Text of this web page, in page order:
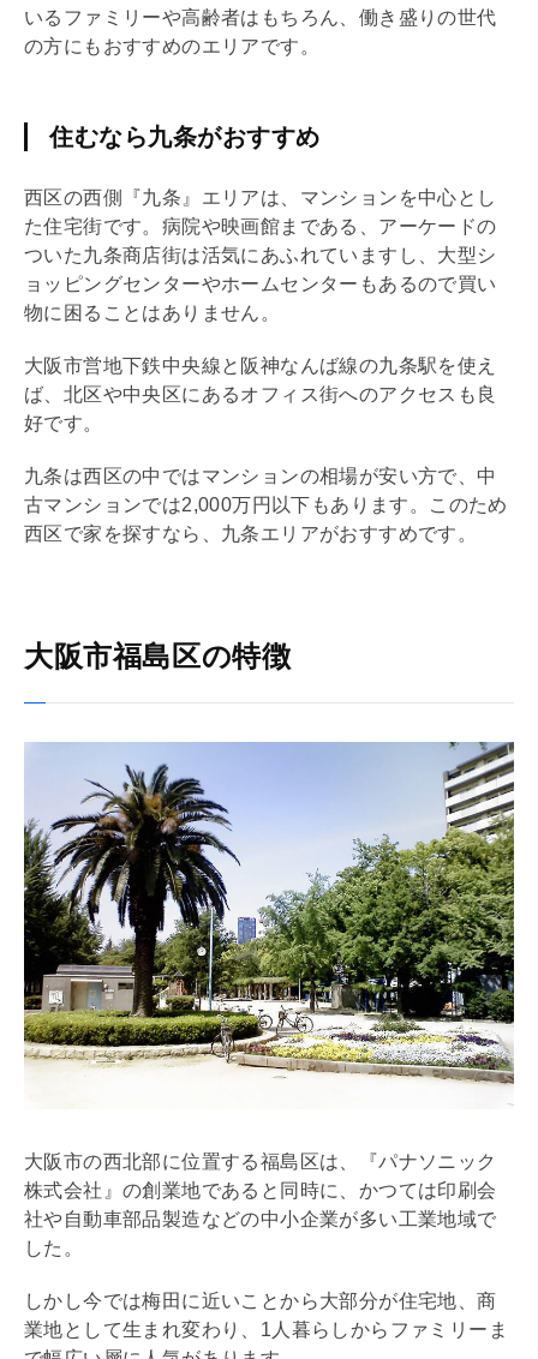
いるファミリーや高齢者はもちろん、働き盛りの世代
の方にもおすすめのエリアです。
住むなら九条がおすすめ
西区の西側『九条』エリアは、マンションを中心とし
た住宅街です。病院や映画館まである、アーケードの
ついた九条商店街は活気にあふれていますし、大型シ
ョッピングセンターやホームセンターもあるので買い
物に困ることはありません。
大阪市営地下鉄中央線と阪神なんば線の九条駅を使え
ば、北区や中央区にあるオフィス街へのアクセスも良
好です。
九条は西区の中ではマンションの相場が安い方で、中
古マンションでは2,000万円以下もあります。このため
西区で家を探すなら、九条エリアがおすすめです。
大阪市福島区の特徴
大阪市の西北部に位置する福島区は、『パナソニック
株式会社』の創業地であると同時に、かつては印刷会
社や自動車部品製造などの中小企業が多い工業地域で
した。
しかし今では梅田に近いことから大部分が住宅地、商
業地として生まれ変わり、1人暮らしからファミリーま